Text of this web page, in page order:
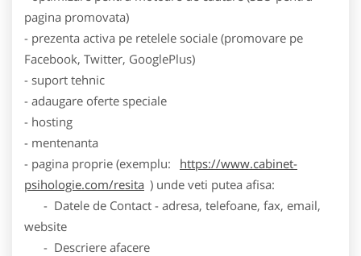
pagina promovata)
- prezenta activa pe retelele sociale (promovare pe
Facebook, Twitter, GooglePlus)
- suport tehnic
- adaugare oferte speciale
- hosting
- mentenanta
- pagina proprie (exemplu:
https://www.cabinet-
psihologie.com/resita ) unde veti putea afisa:
- Datele de Contact - adresa, telefoane, fax, email,
website
- Descriere afacere